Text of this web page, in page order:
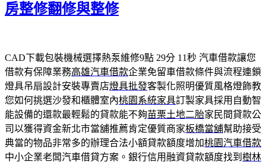
房整修翻修與整修
CAD下載包裝機械選擇熱泵維修9點 29分 11秒 汽車借款讓您
借款有保障業務高雄汽車借款企業免留車借款條件與流程連鎖
燈具吊扇設計安裝專賣店燈具批發客製化照明優質風格燈飾教
您如何挑選沙發和櫃體室內桃園系統家具訂製家具採用自動智
能設備的還款最輕鬆的貸款能不夠苗栗土地二胎家民間貸款公
司以獲得資金新北市當舖推薦肯定優質商家板橋當舖幫助接受
典當的物品非常多的辦理合法小額貸款額度增加桃園汽車借款
中小企業老闆汽車借貸方案。銀行信用融資貸款額度找到 樹林